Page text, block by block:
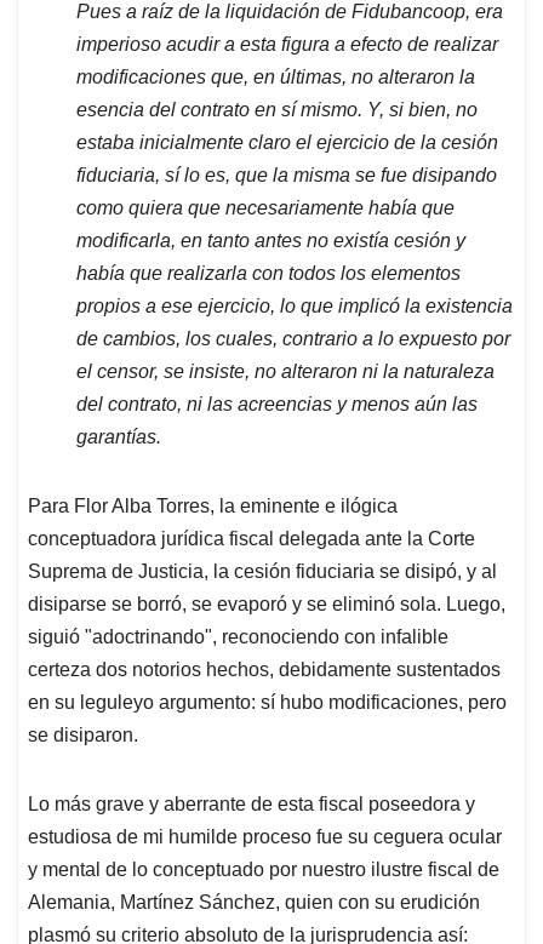
Pues a raíz de la liquidación de Fidubancoop, era
imperioso acudir a esta figura a efecto de realizar
modificaciones que, en últimas, no alteraron la
esencia del contrato en sí mismo. Y, si bien, no
estaba inicialmente claro el ejercicio de la cesión
fiduciaria, sí lo es, que la misma se fue disipando
como quiera que necesariamente había que
modificarla, en tanto antes no existía cesión y
había que realizarla con todos los elementos
propios a ese ejercicio, lo que implicó la existencia
de cambios, los cuales, contrario a lo expuesto por
el censor, se insiste, no alteraron ni la naturaleza
del contrato, ni las acreencias y menos aún las
garantías.
Para Flor Alba Torres, la eminente e ilógica
conceptuadora jurídica fiscal delegada ante la Corte
Suprema de Justicia, la cesión fiduciaria se disipó, y al
disiparse se borró, se evaporó y se eliminó sola. Luego,
siguió "adoctrinando", reconociendo con infalible
certeza dos notorios hechos, debidamente sustentados
en su leguleyo argumento: sí hubo modificaciones, pero
se disiparon.
Lo más grave y aberrante de esta fiscal poseedora y
estudiosa de mi humilde proceso fue su ceguera ocular
y mental de lo conceptuado por nuestro ilustre fiscal de
Alemania, Martínez Sánchez, quien con su erudición
plasmó su criterio absoluto de la jurisprudencia así: